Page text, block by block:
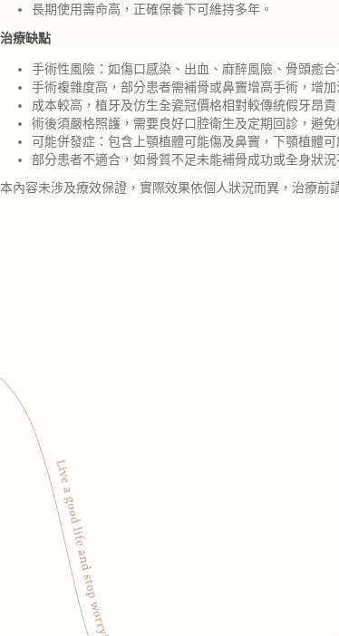
長期使用壽命高，正確保養下可維持多年。
治療缺點
手術性風險：如傷口感染、出血、麻醉風險、骨頭癒
手術複雜度高，部分患者需補骨或鼻竇增高手術，增加
成本較高，植牙及仿生全瓷冠價格相對較傳統假牙昂貴
術後須嚴格照護，需要良好口腔衛生及定期回診，避免
可能併發症：包含上顎植體可能傷及鼻竇，下顎植體
部分患者不適合，如骨質不足未能補骨成功或全身狀況
本內容未涉及療效保證，實際效果依個人狀況而異，治療前